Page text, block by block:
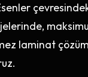
laminat